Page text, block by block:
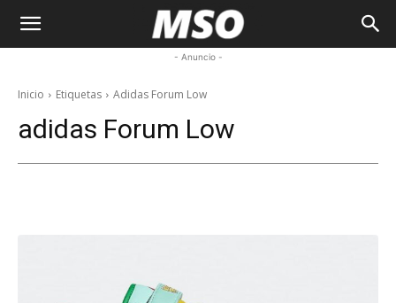
Ocean
- Anuncio -
Inicio Etiquetas Adidas Forum Low
adidas Forum Low